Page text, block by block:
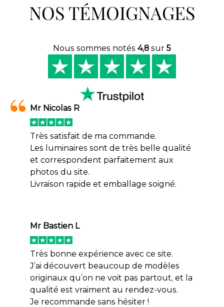
NOS TÉMOIGNAGES
Nous sommes notés 4,8 sur 5
Mr Nicolas R
Très satisfait de ma commande.
Les luminaires sont de très belle qualité
et correspondent parfaitement aux
photos du site.
Livraison rapide et emballage soigné.
Mr Bastien L
Très bonne expérience avec ce site.
J’ai découvert beaucoup de modèles
originaux qu’on ne voit pas partout, et la
qualité est vraiment au rendez-vous.
Je recommande sans hésiter !